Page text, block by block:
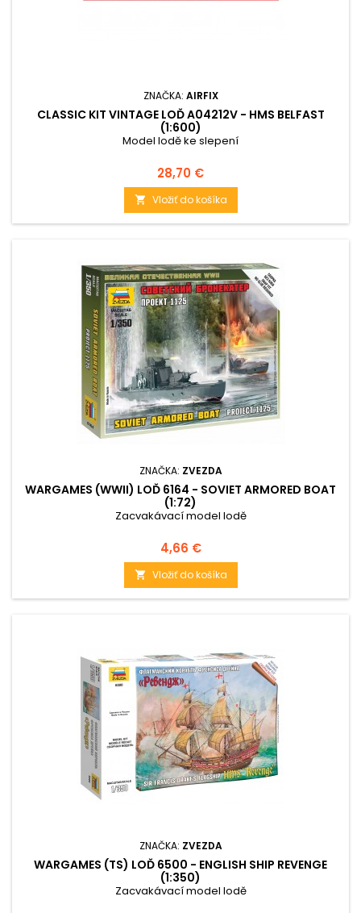
ZNAČKA: AIRFIX
CLASSIC KIT VINTAGE LOĎ A04212V - HMS BELFAST
(1:600)
Model lodě ke slepení
Cena
28,70 €
 Vložiť do košíka
ZNAČKA: ZVEZDA
WARGAMES (WWII) LOĎ 6164 - SOVIET ARMORED BOAT
(1:72)
Zacvakávací model lodě
Cena
4,66 €
 Vložiť do košíka
ZNAČKA: ZVEZDA
WARGAMES (TS) LOĎ 6500 - ENGLISH SHIP REVENGE
(1:350)
Zacvakávací model lodě